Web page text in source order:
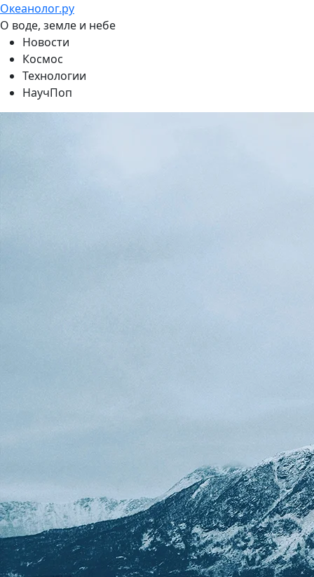
Океанолог.ру
О воде, земле и небе
Новости
Космос
Технологии
НаучПоп